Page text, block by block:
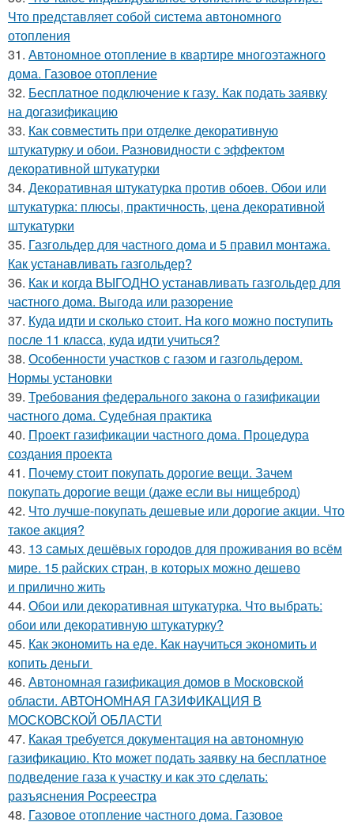
Что представляет собой система автономного
отопления
31. Автономное отопление в квартире многоэтажного
дома. Газовое отопление
32. Бесплатное подключение к газу. Как подать заявку
на догазификацию
33. Как совместить при отделке декоративную
штукатурку и обои. Разновидности с эффектом
декоративной штукатурки
34. Декоративная штукатурка против обоев. Обои или
штукатурка: плюсы, практичность, цена декоративной
штукатурки
35. Газгольдер для частного дома и 5 правил монтажа.
Как устанавливать газгольдер?
36. Как и когда ВЫГОДНО устанавливать газгольдер для
частного дома. Выгода или разорение
37. Куда идти и сколько стоит. На кого можно поступить
после 11 класса, куда идти учиться?
38. Особенности участков с газом и газгольдером.
Нормы установки
39. Требования федерального закона о газификации
частного дома. Судебная практика
40. Проект газификации частного дома. Процедура
создания проекта
41. Почему стоит покупать дорогие вещи. Зачем
покупать дорогие вещи (даже если вы нищеброд)
42. Что лучше-покупать дешевые или дорогие акции. Что
такое акция?
43. 13 самых дешёвых городов для проживания во всём
мире. 15 райских стран, в которых можно дешево
и прилично жить
44. Обои или декоративная штукатурка. Что выбрать:
обои или декоративную штукатурку?
45. Как экономить на еде. Как научиться экономить и
копить деньги
46. Автономная газификация домов в Московской
области. АВТОНОМНАЯ ГАЗИФИКАЦИЯ В
МОСКОВСКОЙ ОБЛАСТИ
47. Какая требуется документация на автономную
газификацию. Кто может подать заявку на бесплатное
подведение газа к участку и как это сделать:
разъяснения Росреестра
48. Газовое отопление частного дома. Газовое